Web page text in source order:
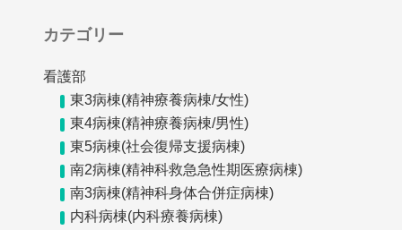
カテゴリー
看護部
東3病棟(精神療養病棟/女性)
東4病棟(精神療養病棟/男性)
東5病棟(社会復帰支援病棟)
南2病棟(精神科救急急性期医療病棟)
南3病棟(精神科身体合併症病棟)
内科病棟(内科療養病棟)